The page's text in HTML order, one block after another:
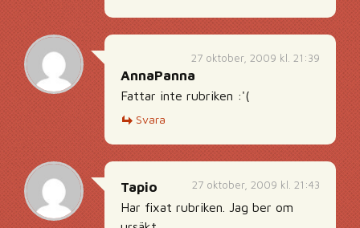
27 oktober, 2009 kl. 21:39
AnnaPanna
Fattar inte rubriken :'(
Svara
27 oktober, 2009 kl. 21:43
Tapio
Har fixat rubriken. Jag ber om